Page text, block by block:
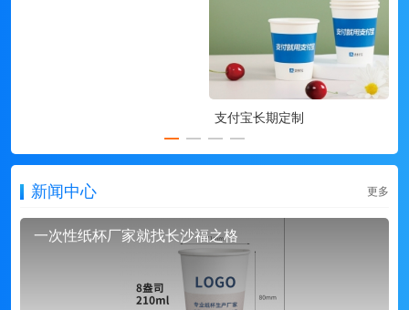
支付宝长期定制
新闻中心 更多
一次性纸杯厂家就找长沙福之格